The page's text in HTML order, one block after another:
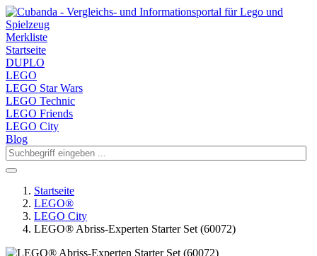
Merkliste
Startseite
DUPLO
LEGO
LEGO Star Wars
LEGO Technic
LEGO Friends
LEGO City
Blog
Startseite
LEGO®
LEGO City
LEGO® Abriss-Experten Starter Set (60072)